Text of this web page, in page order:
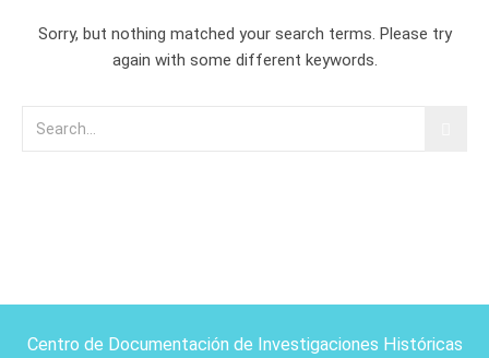
Sorry, but nothing matched your search terms. Please try
again with some different keywords.
Centro de Documentación de Investigaciones Históricas